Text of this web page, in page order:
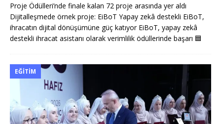
Proje Ödülleri’nde finale kalan 72 proje arasında yer aldı
Dijitalleşmede örnek proje: EiBoT Yapay zekâ destekli EiBoT,
ihracatın dijital dönüşümüne güç katıyor EiBoT, yapay zekâ
destekli ihracat asistanı olarak verimlilik ödüllerinde başarı 🟦
EĞITIM